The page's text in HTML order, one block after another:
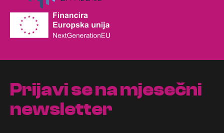
Prijavi se na mjesečni
newsletter